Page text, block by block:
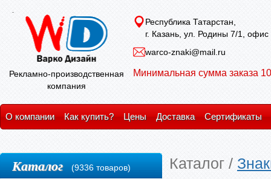
Рекламно-производственная
компания
Республика Татарстан,
г. Казань, ул. Родины 7/1, офис
warco-znaki@mail.ru
Минимальная сумма заказа
О компании Как купить? Цены Доставка Сертификаты
Каталог /
Каталог (9336 товаров)